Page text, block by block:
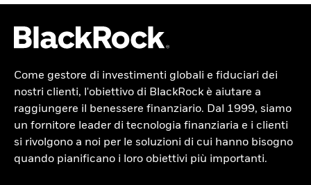
Come gestore di investimenti globali e fiduciari dei
nostri clienti, l'obiettivo di BlackRock è aiutare a
raggiungere il benessere finanziario. Dal 1999, siamo
un fornitore leader di tecnologia finanziaria e i clienti
si rivolgono a noi per le soluzioni di cui hanno bisogno
quando pianificano i loro obiettivi più importanti.